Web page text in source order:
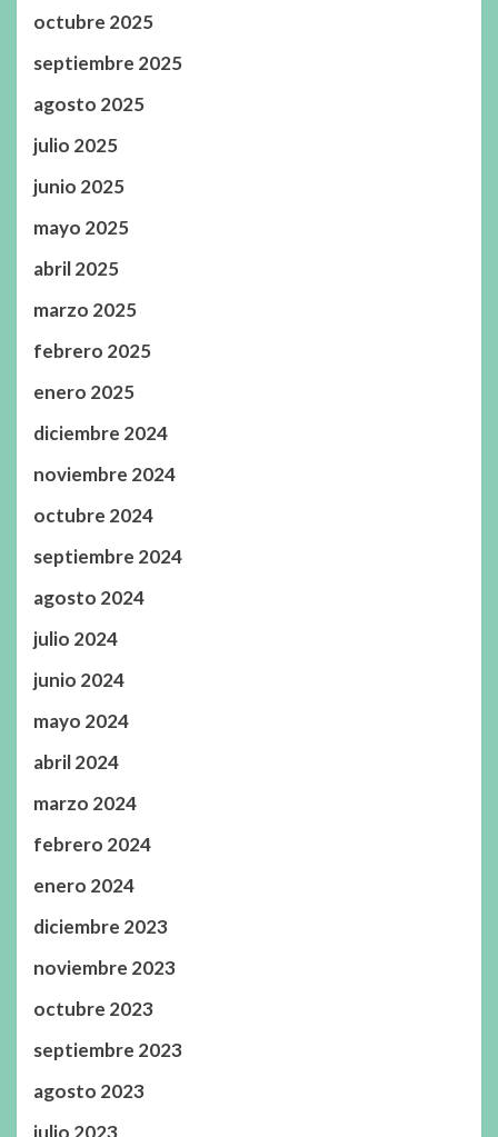
octubre 2025
septiembre 2025
agosto 2025
julio 2025
junio 2025
mayo 2025
abril 2025
marzo 2025
febrero 2025
enero 2025
diciembre 2024
noviembre 2024
octubre 2024
septiembre 2024
agosto 2024
julio 2024
junio 2024
mayo 2024
abril 2024
marzo 2024
febrero 2024
enero 2024
diciembre 2023
noviembre 2023
octubre 2023
septiembre 2023
agosto 2023